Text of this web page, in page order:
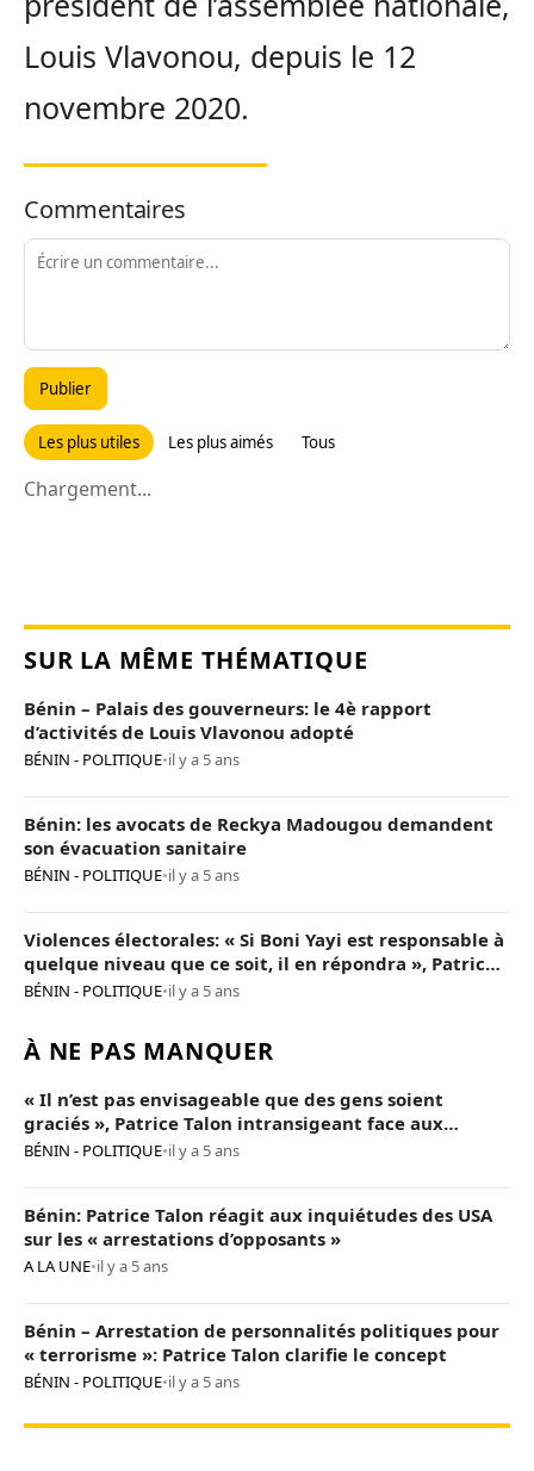
Louis Vlavonou, depuis le 12
novembre 2020.
Commentaires
Publier
Les plus utiles Les plus aimés Tous
Chargement...
SUR LA MÊME THÉMATIQUE
Bénin – Palais des gouverneurs: le 4è rapport
d’activités de Louis Vlavonou adopté
BÉNIN - POLITIQUE•il y a 5 ans
Bénin: les avocats de Reckya Madougou demandent
son évacuation sanitaire
BÉNIN - POLITIQUE•il y a 5 ans
Violences électorales: « Si Boni Yayi est responsable à
quelque niveau que ce soit, il en répondra », Patrice
Talon
BÉNIN - POLITIQUE•il y a 5 ans
À NE PAS MANQUER
« Il n’est pas envisageable que des gens soient
graciés », Patrice Talon intransigeant face aux
« opposants terroristes »
BÉNIN - POLITIQUE•il y a 5 ans
Bénin: Patrice Talon réagit aux inquiétudes des USA
sur les « arrestations d’opposants »
A LA UNE•il y a 5 ans
Bénin – Arrestation de personnalités politiques pour
« terrorisme »: Patrice Talon clarifie le concept
BÉNIN - POLITIQUE•il y a 5 ans